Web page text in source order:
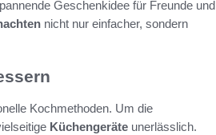
Geschenkidee für Freunde und
nicht nur einfacher, sondern
Kochmethoden. Um die
Küchengeräte unerlässlich.